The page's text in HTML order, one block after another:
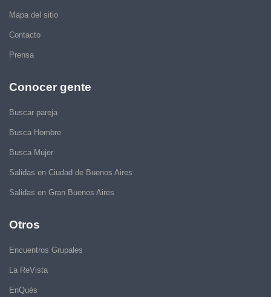
Mapa del sitio
Contacto
Prensa
Conocer gente
Buscar pareja
Busca Hombre
Busca Mujer
Salidas en Ciudad de Buenos Aires
Salidas en Gran Buenos Aires
Otros
Encuentros Grupales
La ReVista
EnQués